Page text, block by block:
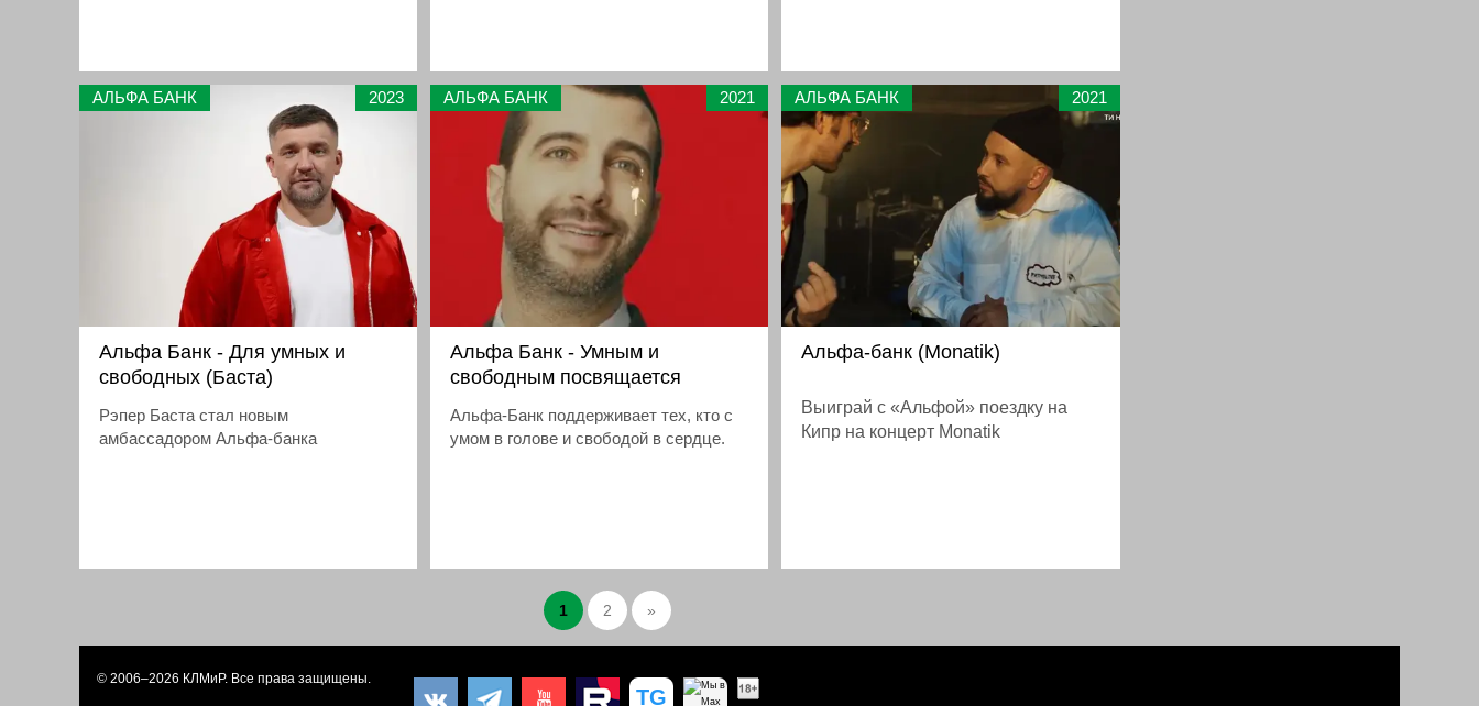
АЛЬФА БАНК 2023
Альфа Банк - Для умных и
свободных (Баста)
Рэпер Баста стал новым
амбассадором Альфа-банка
АЛЬФА БАНК 2021
Альфа Банк - Умным и
свободным посвящается
Альфа-Банк поддерживает тех, кто с
умом в голове и свободой в сердце.
АЛЬФА БАНК 2021
Альфа-банк (Monatik)
Выиграй с «Альфой» поездку на
Кипр на концерт Monatik
1 2 »
© 2006–2026 КЛМиP. Все права защищены.